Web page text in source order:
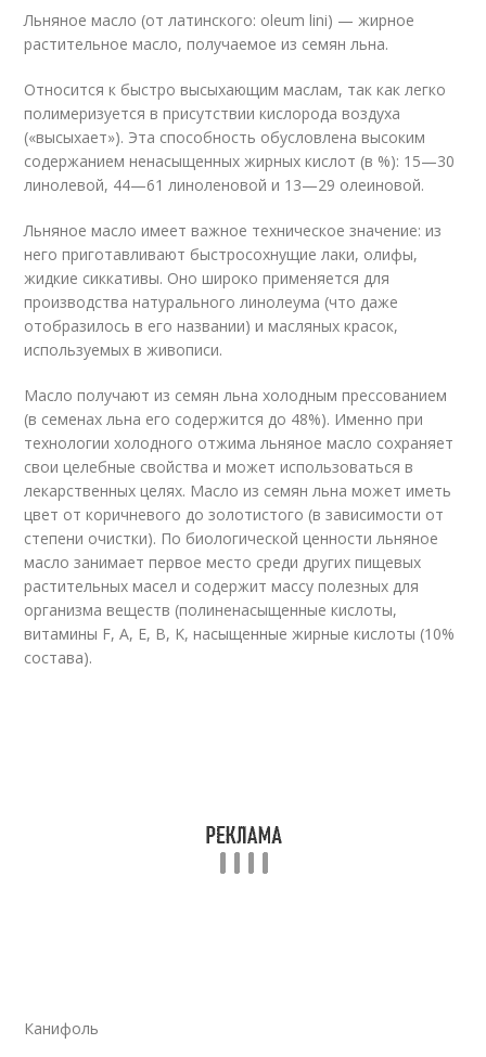
Льняное масло (от латинского: oleum lini) — жирное
растительное масло, получаемое из семян льна.
Относится к быстро высыхающим маслам, так как легко
полимеризуется в присутствии кислорода воздуха
(«высыхает»). Эта способность обусловлена высоким
содержанием ненасыщенных жирных кислот (в %): 15—30
линолевой, 44—61 линоленовой и 13—29 олеиновой.
Льняное масло имеет важное техническое значение: из
него приготавливают быстросохнущие лаки, олифы,
жидкие сиккативы. Оно широко применяется для
производства натурального линолеума (что даже
отобразилось в его названии) и масляных красок,
используемых в живописи.
Масло получают из семян льна холодным прессованием
(в семенах льна его содержится до 48%). Именно при
технологии холодного отжима льняное масло сохраняет
свои целебные свойства и может использоваться в
лекарственных целях. Масло из семян льна может иметь
цвет от коричневого до золотистого (в зависимости от
степени очистки). По биологической ценности льняное
масло занимает первое место среди других пищевых
растительных масел и содержит массу полезных для
организма веществ (полиненасыщенные кислоты,
витамины F, A, E, B, K, насыщенные жирные кислоты (10%
состава).
Канифоль